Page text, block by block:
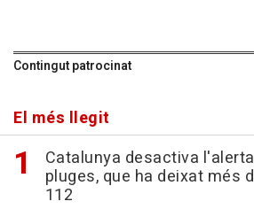
Contingut patrocinat
El més llegit
Catalunya desactiva
pluges, que ha deixat més
112